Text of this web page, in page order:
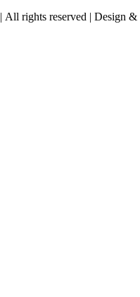
| All rights reserved | Design &